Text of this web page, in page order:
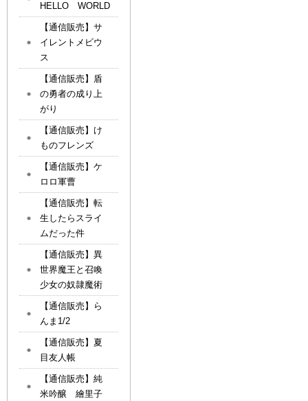
HELLO WORLD
【通信販売】サ
イレントメビウ
ス
【通信販売】盾
の勇者の成り上
がり
【通信販売】け
ものフレンズ
【通信販売】ケ
ロロ軍曹
【通信販売】転
生したらスライ
ムだった件
【通信販売】異
世界魔王と召喚
少女の奴隷魔術
【通信販売】ら
んま1/2
【通信販売】夏
目友人帳
【通信販売】純
米吟醸 繪里子